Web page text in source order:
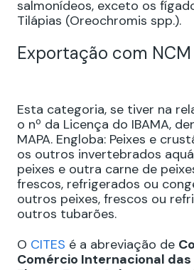
salmonídeos, exceto os
Tilápias (Oreochromis spp.).
Exportação com
Esta categoria, se tiver na
o nº da Licença do IBAMA,
MAPA. Engloba: Peixes e
os outros invertebrados
peixes e outra carne de
frescos, refrigerados ou
outros peixes, frescos ou
outros tubarões.
O CITES é a abreviação de
Comércio Internacional das